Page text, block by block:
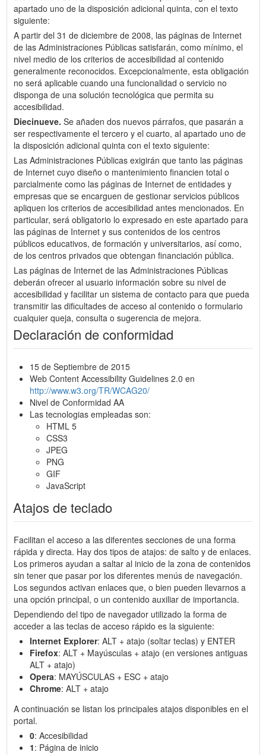
apartado uno de la disposición adicional quinta, con el texto
siguiente:
A partir del 31 de diciembre de 2008, las páginas de Internet
de las Administraciones Públicas satisfarán, como mínimo, el
nivel medio de los criterios de accesibilidad al contenido
generalmente reconocidos. Excepcionalmente, esta obligación
no será aplicable cuando una funcionalidad o servicio no
disponga de una solución tecnológica que permita su
accesibilidad.
Diecinueve. Se añaden dos nuevos párrafos, que pasarán a
ser respectivamente el tercero y el cuarto, al apartado uno de
la disposición adicional quinta con el texto siguiente:
Las Administraciones Públicas exigirán que tanto las páginas
de Internet cuyo diseño o mantenimiento financien total o
parcialmente como las páginas de Internet de entidades y
empresas que se encarguen de gestionar servicios públicos
apliquen los criterios de accesibilidad antes mencionados. En
particular, será obligatorio lo expresado en este apartado para
las páginas de Internet y sus contenidos de los centros
públicos educativos, de formación y universitarios, así como,
de los centros privados que obtengan financiación pública.
Las páginas de Internet de las Administraciones Públicas
deberán ofrecer al usuario información sobre su nivel de
accesibilidad y facilitar un sistema de contacto para que pueda
transmitir las dificultades de acceso al contenido o formulario
cualquier queja, consulta o sugerencia de mejora.
Declaración de conformidad
15 de Septiembre de 2015
Web Content Accessibility Guidelines 2.0 en
http://www.w3.org/TR/WCAG20/
Nivel de Conformidad AA
Las tecnologias empleadas son:
HTML 5
CSS3
JPEG
PNG
GIF
JavaScript
Atajos de teclado
Facilitan el acceso a las diferentes secciones de una forma
rápida y directa. Hay dos tipos de atajos: de salto y de enlaces.
Los primeros ayudan a saltar al inicio de la zona de contenidos
sin tener que pasar por los diferentes menús de navegación.
Los segundos activan enlaces que, o bien pueden llevarnos a
una opción principal, o un contenido auxiliar de importancia.
Dependiendo del tipo de navegador utilizado la forma de
acceder a las teclas de acceso rápido es la siguiente:
Internet Explorer: ALT + atajo (soltar teclas) y ENTER
Firefox: ALT + Mayúsculas + atajo (en versiones antiguas
ALT + atajo)
Opera: MAYÚSCULAS + ESC + atajo
Chrome: ALT + atajo
A continuación se listan los principales atajos disponibles en el
portal.
0: Accesibilidad
1: Página de inicio